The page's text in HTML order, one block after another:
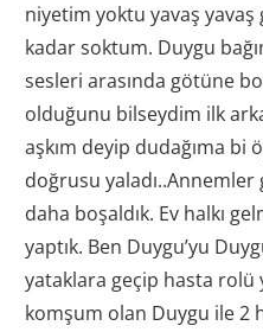
niyetim yoktu yavaş
kadar soktum. Duygu
sesleri arasında götüne
olduğunu bilseydim ilk
aşkım deyip dudağıma
doğrusu
daha boşaldık. Ev halkı
yaptık. Ben Duygu’yu
yataklara geçip hasta rolü
komşum olan Duygu ile 2